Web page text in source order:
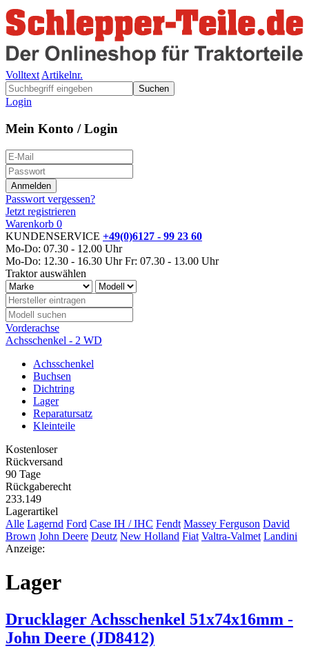
Volltext Artikelnr.
Suchen
Login
Mein Konto / Login
Passwort vergessen?
Jetzt registrieren
Warenkorb 0
KUNDENSERVICE +49(0)6127 - 99 23 60
Mo-Do: 07.30 - 12.00 Uhr
Mo-Do: 12.30 - 16.30 Uhr Fr: 07.30 - 13.00 Uhr
Traktor auswählen
Vorderachse
Achsschenkel - 2 WD
Achsschenkel
Buchsen
Dichtring
Lager
Reparatursatz
Kleinteile
Kostenloser
Rückversand
90 Tage
Rückgaberecht
233.149
Lagerartikel
Alle Lagernd Ford Case IH / IHC Fendt Massey Ferguson David
Brown John Deere Deutz New Holland Fiat Valtra-Valmet Landini
Anzeige:
Lager
Drucklager Achsschenkel 51x74x16mm -
John Deere (JD8412)